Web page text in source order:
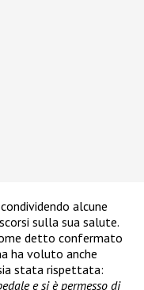
alcune
sulla sua salute.
detto confermato
ha voluto anche
stata rispettata:
e si è permesso di